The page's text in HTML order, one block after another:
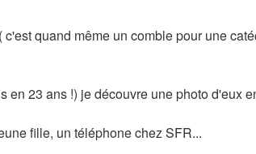
quand même un comble pour une
23 ans !) je découvre une photo d'eux
fille, un téléphone chez SFR...